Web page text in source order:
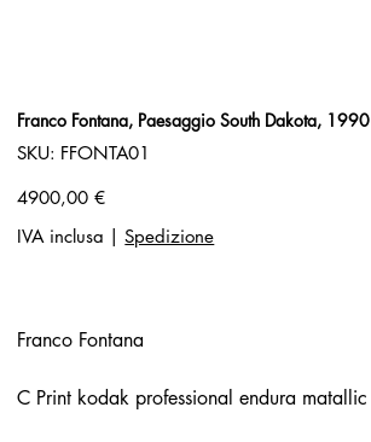
Franco Fontana, Paesaggio South Dakota, 1990
SKU:
SKU
FFONTA01
FFONTA01
Prezzo
4900,00 €
IVA inclusa
Spedizione
Franco Fontana
C Print kodak professional endura matallic